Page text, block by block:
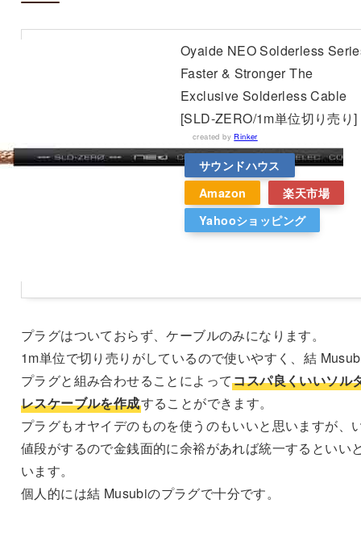
Oyaide NEO Solderless
Faster & Stronger The
Exclusive Solderless Cable
[SLD-ZERO/1m単位切り売り]
created byRinker
サウンドハウス
Amazon
楽天市場
Yahooショッピング
プラグはついておらず、ケーブルのみになります。
1m単位で切り売りがしているので使いやすく、結
プラグと組み合わせることによってコスパ良くいいソル
レスケーブルを作成することができます。
プラグもオヤイデのものを使うのもいいと思いますが、
値段がするので金銭面的に余裕があれば統一するといい
います。
個人的には結 Musubiのプラグで十分です。